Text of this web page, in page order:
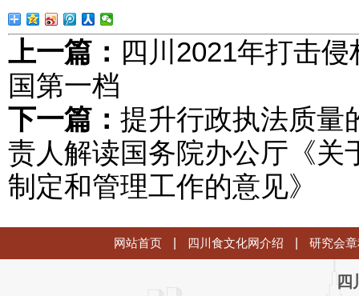
上一篇： 四川2021年打击
国第一档
下一篇： 提升行政执法质
责人解读国务院办公厅《关
制定和管理工作的意见》
网站首页 四川食文化网介绍 研究会